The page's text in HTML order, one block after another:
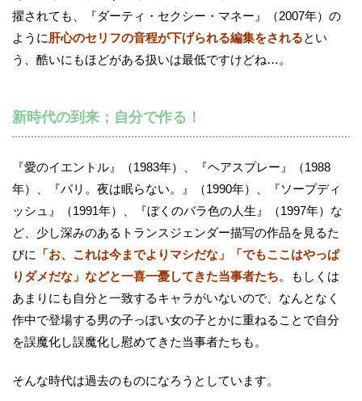
擢されても、『ダーティ・セクシー・マネー』（2007年）の
ように肝心のセリフの音程が下げられる編集をされるとい
う、酷いにもほどがある扱いは最低ですけどね…。
新時代の到来；自分で作る！
『愛のイエントル』（1983年）、『ヘアスプレー』（1988
年）、『パリ。夜は眠らない。』（1990年）、『ソープディ
ッシュ』（1991年）、『ぼくのバラ色の人生』（1997年）な
ど、少し深みのあるトランスジェンダー描写の作品を見るた
びに
「お、これは今までよりマシだな」「でもここはやっぱ
りダメだな」などと一喜一憂してきた当事者たち。もしくは
あまりにも自分と一致するキャラがいないので、なんとなく
作中で登場する男の子っぽい女の子とかに重ねることで自分
を誤魔化し誤魔化し慰めてきた当事者たちも。
そんな時代は過去のものになろうとしています。